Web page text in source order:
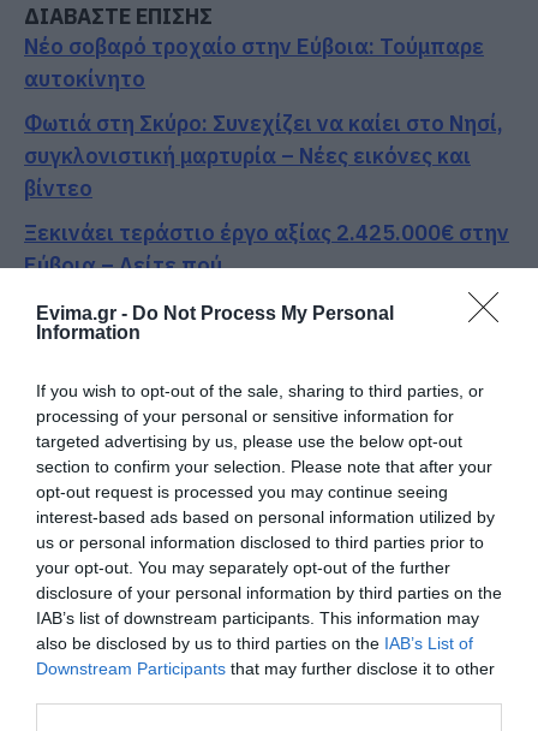
Evima.gr - Do Not Process My Personal
Information
If you wish to opt-out of the sale, sharing to third parties, or
processing of your personal or sensitive information for
targeted advertising by us, please use the below opt-out
section to confirm your selection. Please note that after your
opt-out request is processed you may continue seeing
interest-based ads based on personal information utilized by
us or personal information disclosed to third parties prior to
your opt-out. You may separately opt-out of the further
disclosure of your personal information by third parties on the
IAB’s list of downstream participants. This information may
also be disclosed by us to third parties on the IAB’s List of
Downstream Participants that may further disclose it to other
ΔΙΑΒΑΣΤΕ ΕΠΙΣΗΣ
Νέο σοβαρό τροχαίο στην Εύβοια: Τούμπαρε
αυτοκίνητο
Φωτιά στη Σκύρο: Συνεχίζει να καίει στο Νησί,
συγκλονιστική μαρτυρία – Νέες εικόνες και
βίντεο
Ξεκινάει τεράστιο έργο αξίας 2.425.000€ στην
Εύβοια – Δείτε πού
Συγκίνηση στην Εύβοια: Νέοι από τη Ρουμανία
συνόδευσαν την Ιερή Εικόνα
Ακολουθήστε το evima.gr στοGoogle News
Διαβάστε όλες τιςειδήσεις για την Εύβοια
Διαβάστε όλες τιςτελευταίες ειδήσειςγια την
Ελλάδακαι τονΚόσμοστοevima.gr
TAGS: ΔΗΜΟΣ ΧΑΛΚΙΔΕΩΝ
ΕΙΔΗΣΕΙΣ ΕΥΒΟΙΑ
ΕΥΒΟΙΑ
ΝΕΑ ΕΥΒΟΙΑ ΤΗΛΕΦΩΝΑ
ΦΩΤΙΑ
ΧΑΛΚΙΔΑ